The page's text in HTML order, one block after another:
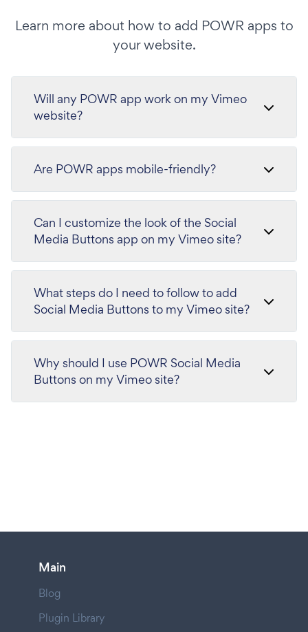
Learn more about how to add POWR apps to
your website.
Will any POWR app work on my Vimeo
website?
Are POWR apps mobile-friendly?
Can I customize the look of the Social
Media Buttons app on my Vimeo site?
What steps do I need to follow to add
Social Media Buttons to my Vimeo site?
Why should I use POWR Social Media
Buttons on my Vimeo site?
Main
Blog
Plugin Library